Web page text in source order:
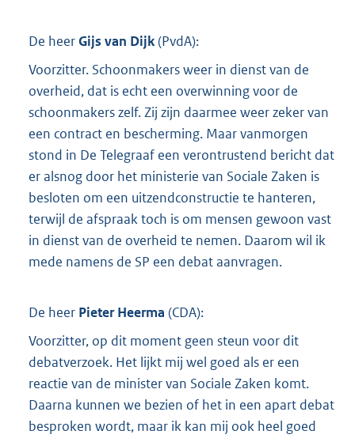
De heerGijs van Dijk(PvdA):
Voorzitter. Schoonmakers weer in dienst van de
overheid, dat is echt een overwinning voor de
schoonmakers zelf. Zij zijn daarmee weer zeker van
een contract en bescherming. Maar vanmorgen
stond in De Telegraaf een verontrustend bericht dat
er alsnog door het ministerie van Sociale Zaken is
besloten om een uitzendconstructie te hanteren,
terwijl de afspraak toch is om mensen gewoon vast
in dienst van de overheid te nemen. Daarom wil ik
mede namens de SP een debat aanvragen.
De heer Pieter Heerma (CDA):
Voorzitter, op dit moment geen steun voor dit
debatverzoek. Het lijkt mij wel goed als er een
reactie van de minister van Sociale Zaken komt.
Daarna kunnen we bezien of het in een apart debat
besproken wordt, maar ik kan mij ook heel goed